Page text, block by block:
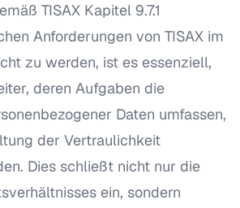
TISAX Kapitel 9.7.1
Anforderungen von TISAX im
zu werden, ist es essenziell,
deren Aufgaben die
Daten umfassen,
der Vertraulichkeit
Dies schließt nicht nur die
ein, sondern